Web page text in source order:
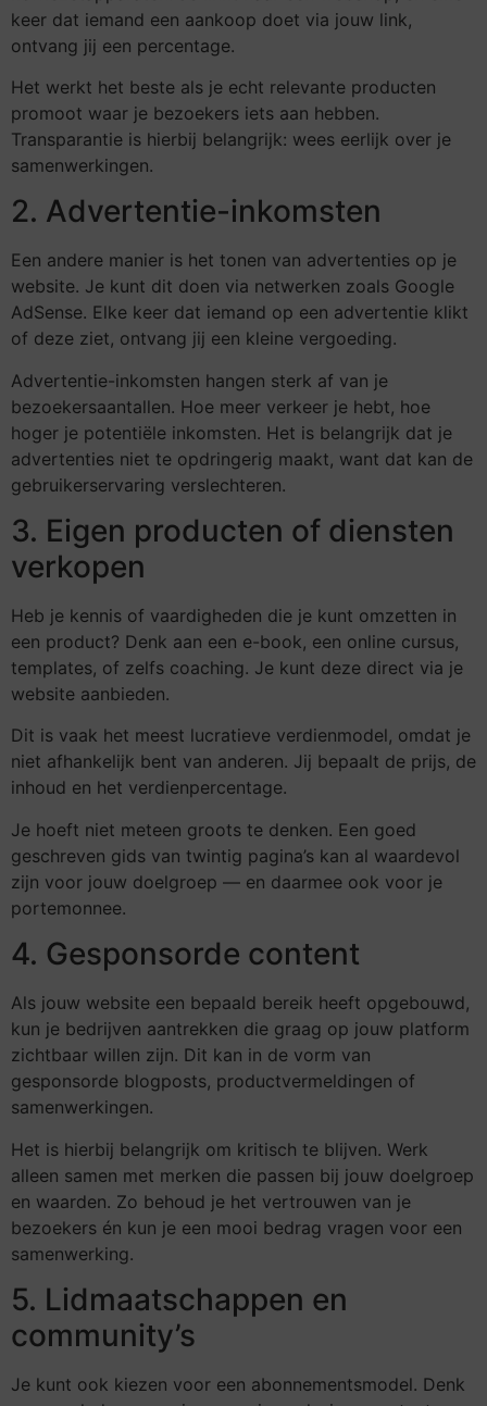
keer dat iemand een aankoop doet via jouw link,
ontvang jij een percentage.
Het werkt het beste als je echt relevante producten
promoot waar je bezoekers iets aan hebben.
Transparantie is hierbij belangrijk: wees eerlijk over je
samenwerkingen.
2. Advertentie-inkomsten
Een andere manier is het tonen van advertenties op je
website. Je kunt dit doen via netwerken zoals Google
AdSense. Elke keer dat iemand op een advertentie klikt
of deze ziet, ontvang jij een kleine vergoeding.
Advertentie-inkomsten hangen sterk af van je
bezoekersaantallen. Hoe meer verkeer je hebt, hoe
hoger je potentiële inkomsten. Het is belangrijk dat je
advertenties niet te opdringerig maakt, want dat kan de
gebruikerservaring verslechteren.
3. Eigen producten of diensten
verkopen
Heb je kennis of vaardigheden die je kunt omzetten in
een product? Denk aan een e-book, een online cursus,
templates, of zelfs coaching. Je kunt deze direct via je
website aanbieden.
Dit is vaak het meest lucratieve verdienmodel, omdat je
niet afhankelijk bent van anderen. Jij bepaalt de prijs, de
inhoud en het verdienpercentage.
Je hoeft niet meteen groots te denken. Een goed
geschreven gids van twintig pagina’s kan al waardevol
zijn voor jouw doelgroep — en daarmee ook voor je
portemonnee.
4. Gesponsorde content
Als jouw website een bepaald bereik heeft opgebouwd,
kun je bedrijven aantrekken die graag op jouw platform
zichtbaar willen zijn. Dit kan in de vorm van
gesponsorde blogposts, productvermeldingen of
samenwerkingen.
Het is hierbij belangrijk om kritisch te blijven. Werk
alleen samen met merken die passen bij jouw doelgroep
en waarden. Zo behoud je het vertrouwen van je
bezoekers én kun je een mooi bedrag vragen voor een
samenwerking.
5. Lidmaatschappen en
community’s
Je kunt ook kiezen voor een abonnementsmodel. Denk